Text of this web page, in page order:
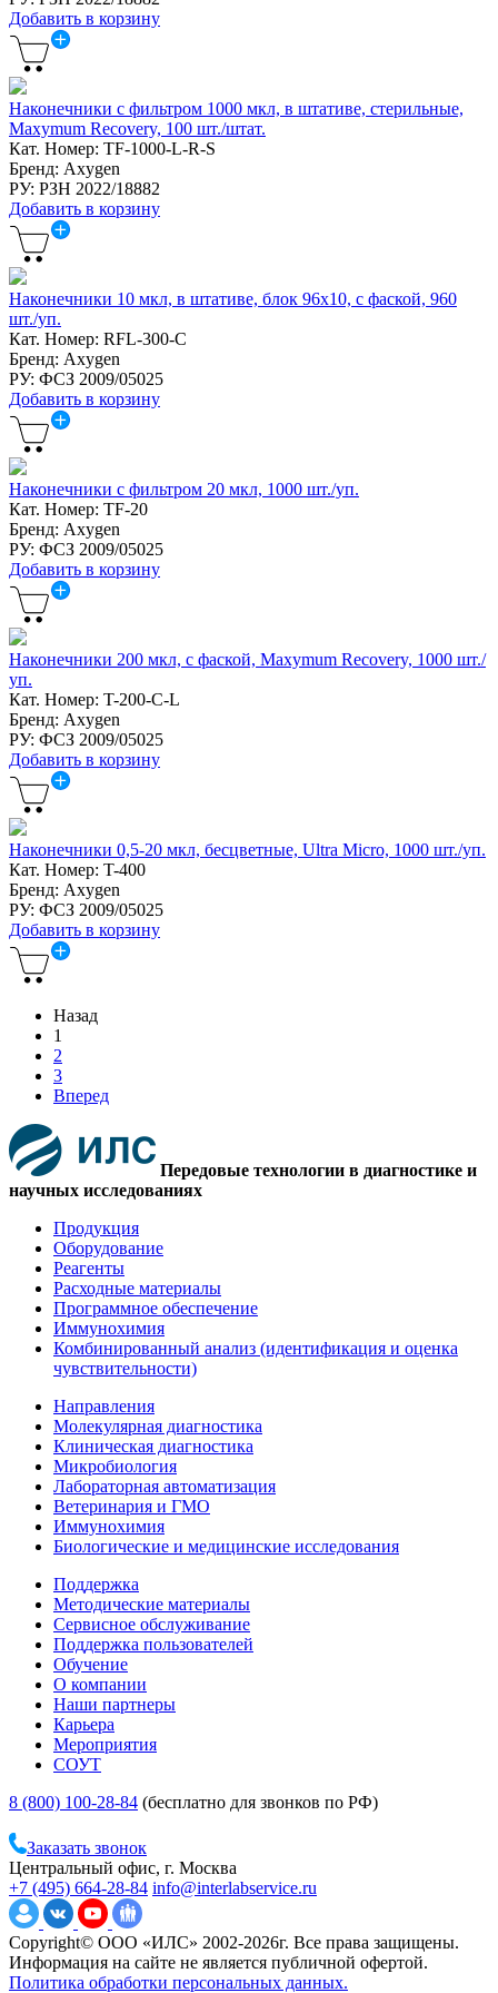
Добавить в корзину
Наконечники с фильтром 1000 мкл, в штативе, стерильные,
Maxymum Recovery, 100 шт./штат.
Кат. Номер: TF-1000-L-R-S
Бренд: Axygen
РУ: РЗН 2022/18882
Добавить в корзину
Наконечники 10 мкл, в штативе, блок 96х10, с фаской, 960
шт./уп.
Кат. Номер: RFL-300-C
Бренд: Axygen
РУ: ФСЗ 2009/05025
Добавить в корзину
Наконечники с фильтром 20 мкл, 1000 шт./уп.
Кат. Номер: TF-20
Бренд: Axygen
РУ: ФСЗ 2009/05025
Добавить в корзину
Наконечники 200 мкл, с фаской, Maxymum Recovery, 1000 шт./
уп.
Кат. Номер: T-200-C-L
Бренд: Axygen
РУ: ФСЗ 2009/05025
Добавить в корзину
Наконечники 0,5-20 мкл, бесцветные, Ultra Micro, 1000 шт./уп.
Кат. Номер: T-400
Бренд: Axygen
РУ: ФСЗ 2009/05025
Добавить в корзину
Назад
1
2
3
Вперед
Передовые технологии в диагностике и
научных исследованиях
Продукция
Оборудование
Реагенты
Расходные материалы
Программное обеспечение
Иммунохимия
Комбинированный анализ (идентификация и оценка
чувствительности)
Направления
Молекулярная диагностика
Клиническая диагностика
Микробиология
Лабораторная автоматизация
Ветеринария и ГМО
Иммунохимия
Биологические и медицинские исследования
Поддержка
Методические материалы
Сервисное обслуживание
Поддержка пользователей
Обучение
О компании
Наши партнеры
Карьера
Мероприятия
СОУТ
8 (800) 100-28-84 (бесплатно для звонков по РФ)
Заказать звонок
Центральный офис, г. Москва
+7 (495) 664-28-84 info@interlabservice.ru
Copyright© ООО «ИЛС» 2002-2026г. Все права защищены.
Информация на сайте не является публичной офертой.
Политика обработки персональных данных.